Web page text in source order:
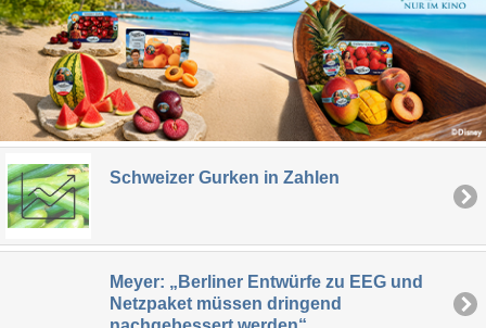
Schweizer Gurken in Zahlen
Meyer: „Berliner Entwürfe zu EEG und
Netzpaket müssen dringend